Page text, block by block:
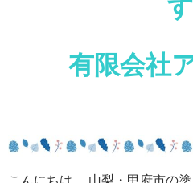
す
有限会社
こんにちは。 山梨・甲府市の